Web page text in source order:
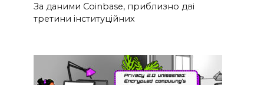
За даними Coinbase, приблизно дві
третини інституційних